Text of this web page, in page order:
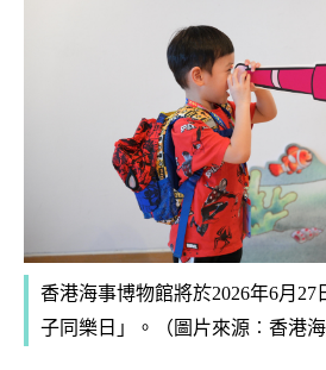
香港海事博物館將於2026年6月
子同樂日」。
（圖片來源︰ 香港